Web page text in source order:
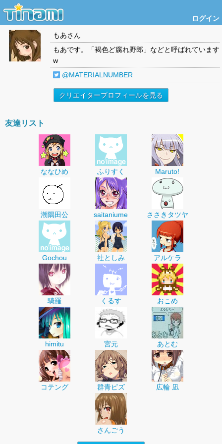
ログイン
もあさん
もあです。「褐色ど腐れ野郎」などと呼ばれています
w
@MATERIALNUMBER
クリエイタープロフィールを見る
友達リスト
ななひめ ふりすく Maruto!
潮隅田公 saitaniume ささきタツヤ
Gochou 社としみ アルケラ
騎羅 くるす おこめ
himitu 宮元 あとむ
コテング 群青ピズ 広輪 凪
さんごう